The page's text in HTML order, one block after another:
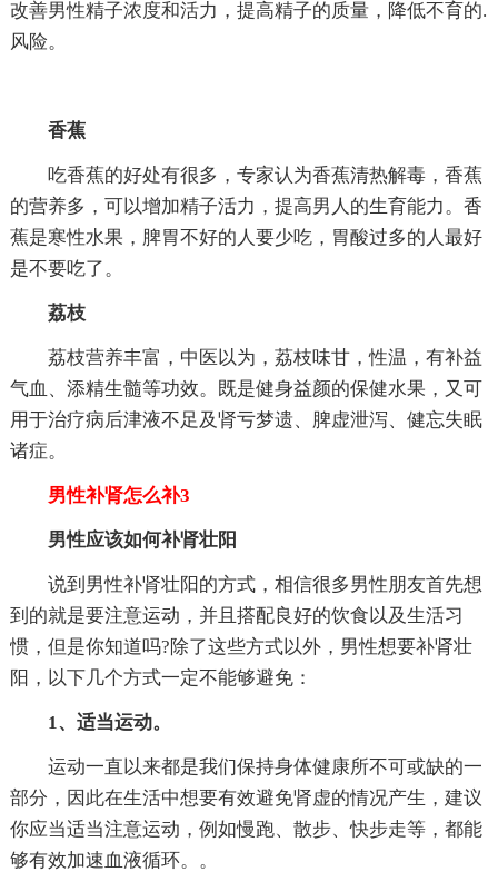
改善男性精子浓度和活力，提高精子的质量，降低不育的.
风险。
香蕉
吃香蕉的好处有很多，专家认为香蕉清热解毒，香蕉
的营养多，可以增加精子活力，提高男人的生育能力。香
蕉是寒性水果，脾胃不好的人要少吃，胃酸过多的人最好
是不要吃了。
荔枝
荔枝营养丰富，中医以为，荔枝味甘，性温，有补益
气血、添精生髓等功效。既是健身益颜的保健水果，又可
用于治疗病后津液不足及肾亏梦遗、脾虚泄泻、健忘失眠
诸症。
男性补肾怎么补3
男性应该如何补肾壮阳
说到男性补肾壮阳的方式，相信很多男性朋友首先想
到的就是要注意运动，并且搭配良好的饮食以及生活习
惯，但是你知道吗?除了这些方式以外，男性想要补肾壮
阳，以下几个方式一定不能够避免：
1、适当运动。
运动一直以来都是我们保持身体健康所不可或缺的一
部分，因此在生活中想要有效避免肾虚的情况产生，建议
你应当适当注意运动，例如慢跑、散步、快步走等，都能
够有效加速血液循环。。